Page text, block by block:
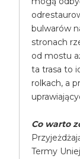
bulwarów
stronach
od mostu
ta trasa to
rolkach, a
Co warto
Termy